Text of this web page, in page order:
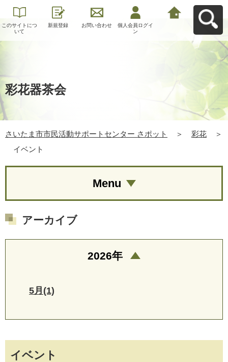
このサイトにつ
いて
新規登録 お問い合わせ
個人会員ログイ
ン
彩花器茶会
さいたま市市民活動サポートセンター さポット ＞ 彩花
＞
イベント
イベント
Menu
アーカイブ
2026年
5月(1)